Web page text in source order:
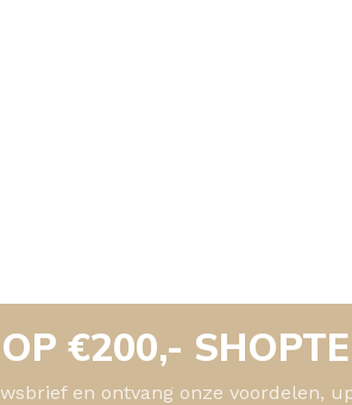
€200,-
en ontvang onze voordelen,